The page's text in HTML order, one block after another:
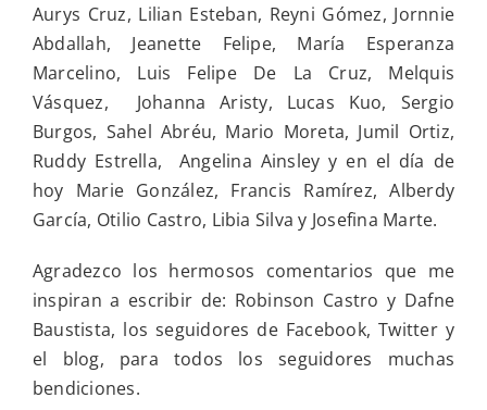
Aurys Cruz, Lilian Esteban, Reyni Gómez, Jornnie
Abdallah, Jeanette Felipe, María Esperanza
Marcelino, Luis Felipe De La Cruz, Melquis
Vásquez, Johanna Aristy, Lucas Kuo, Sergio
Burgos, Sahel Abréu, Mario Moreta, Jumil Ortiz,
Ruddy Estrella, Angelina Ainsley y en el día de
hoy Marie González, Francis Ramírez, Alberdy
García, Otilio Castro, Libia Silva y Josefina Marte.
Agradezco los hermosos comentarios que me
inspiran a escribir de: Robinson Castro y Dafne
Baustista, los seguidores de Facebook, Twitter y
el blog, para todos los seguidores muchas
bendiciones.